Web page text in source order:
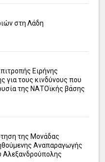
στη Λάδη
Ειρήνης
για τους κινδύνους που
της ΝΑΤΟϊκής βάσης
της Μονάδας
Αναπαραγωγής
Αλεξανδρούπολης